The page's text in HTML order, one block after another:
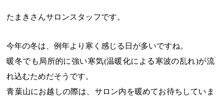
たまきさんサロンスタッフです。
今年の冬は、例年より寒く感じる日が多いですね。
暖冬でも局所的に強い寒気(温暖化による寒波の乱れ)が流
れ込むためだそうです。
青葉山にお越しの際は、サロン内を暖めてお待ちしていま